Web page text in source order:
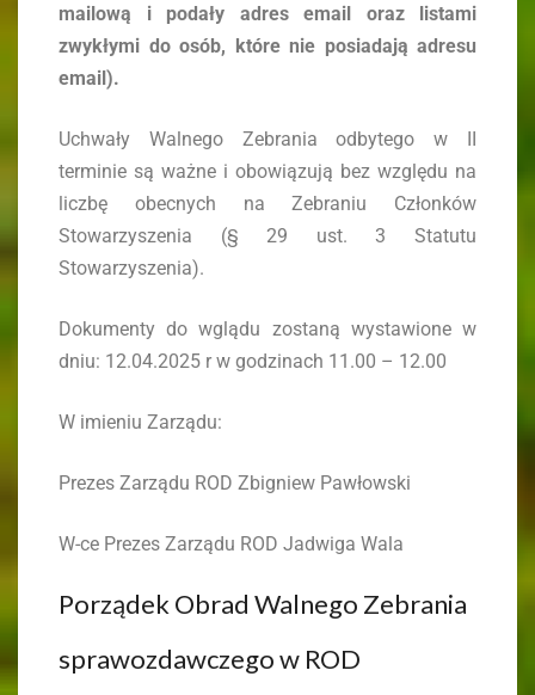
mailową i podały adres email oraz listami
zwykłymi do osób, które nie posiadają adresu
email).
Uchwały Walnego Zebrania odbytego w II
terminie są ważne i obowiązują bez względu na
liczbę obecnych na Zebraniu Członków
Stowarzyszenia (§ 29 ust. 3 Statutu
Stowarzyszenia).
Dokumenty do wglądu zostaną wystawione w
dniu: 12.04.2025 r w godzinach 11.00 – 12.00
W imieniu Zarządu:
Prezes Zarządu ROD Zbigniew Pawłowski
W-ce Prezes Zarządu ROD Jadwiga Wala
Porządek Obrad Walnego Zebrania
sprawozdawczego w ROD